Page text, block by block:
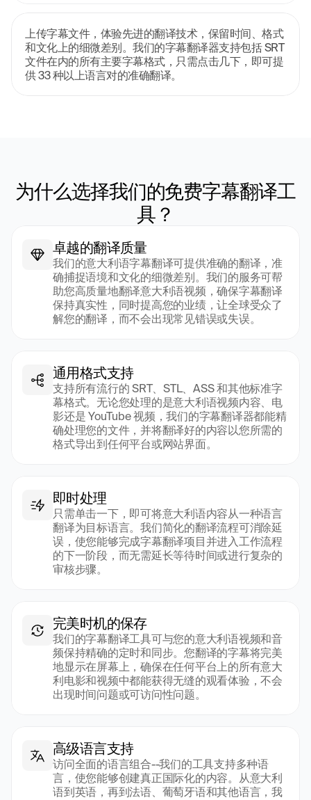
上传字幕文件，体验先进的翻译技术，保留时间、格式
和文化上的细微差别。我们的字幕翻译器支持包括 SRT
文件在内的所有主要字幕格式，只需点击几下，即可提
供 33 种以上语言对的准确翻译。
为什么选择我们的免费字幕翻译工
具？
卓越的翻译质量
我们的意大利语字幕翻译可提供准确的翻译，准
确捕捉语境和文化的细微差别。我们的服务可帮
助您高质量地翻译意大利语视频，确保字幕翻译
保持真实性，同时提高您的业绩，让全球受众了
解您的翻译，而不会出现常见错误或失误。
通用格式支持
支持所有流行的 SRT、STL、ASS 和其他标准字
幕格式。无论您处理的是意大利语视频内容、电
影还是 YouTube 视频，我们的字幕翻译器都能精
确处理您的文件，并将翻译好的内容以您所需的
格式导出到任何平台或网站界面。
即时处理
只需单击一下，即可将意大利语内容从一种语言
翻译为目标语言。我们简化的翻译流程可消除延
误，使您能够完成字幕翻译项目并进入工作流程
的下一阶段，而无需延长等待时间或进行复杂的
审核步骤。
完美时机的保存
我们的字幕翻译工具可与您的意大利语视频和音
频保持精确的定时和同步。您翻译的字幕将完美
地显示在屏幕上，确保在任何平台上的所有意大
利电影和视频中都能获得无缝的观看体验，不会
出现时间问题或可访问性问题。
高级语言支持
访问全面的语言组合--我们的工具支持多种语
言，使您能够创建真正国际化的内容。从意大利
语到英语，再到法语、葡萄牙语和其他语言，我